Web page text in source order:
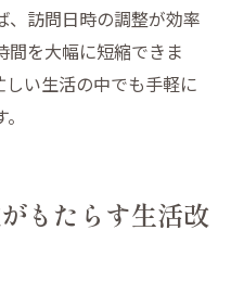
、訪問日時の調整が効率
間を大幅に短縮できま
い生活の中でも手軽に
もたらす生活改